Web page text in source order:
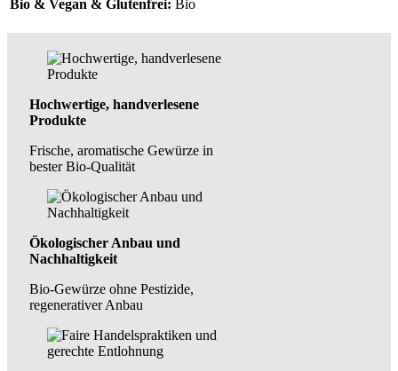
Bio & Vegan & Glutenfrei: Bio
Hochwertige, handverlesene
Produkte
Frische, aromatische Gewürze in
bester Bio-Qualität
Ökologischer Anbau und
Nachhaltigkeit
Bio-Gewürze ohne Pestizide,
regenerativer Anbau